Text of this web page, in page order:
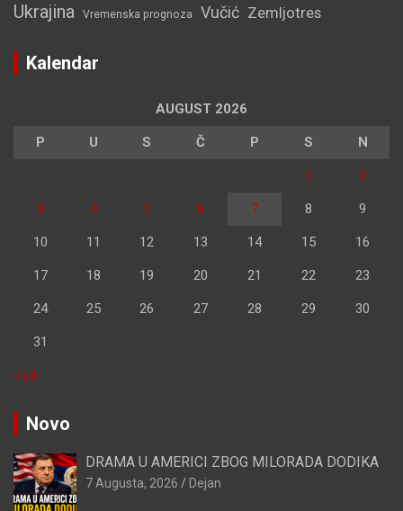
Ukrajina Vremenska prognoza Vučić Zemljotres
Kalendar
AUGUST 2026
P U S Č P S N
1 2
3 4 5 6 7 8 9
10 11 12 13 14 15 16
17 18 19 20 21 22 23
24 25 26 27 28 29 30
31
« jul
Novo
DRAMA U AMERICI ZBOG MILORADA DODIKA
7 Augusta, 2026 Dejan